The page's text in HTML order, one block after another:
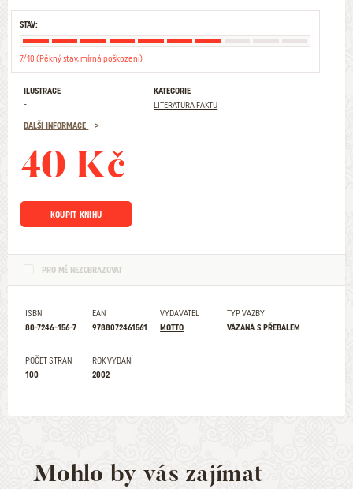
STAV:
7/10 (Pěkný stav, mírná poškození)
ILUSTRACE
-
KATEGORIE
LITERATURA FAKTU
DALŠÍ INFORMACE
40 Kč
KOUPIT KNIHU
PRO MĚ NEZOBRAZOVAT
ISBN
80-7246-156-7
EAN
9788072461561
VYDAVATEL
MOTTO
TYP VAZBY
VÁZANÁ S PŘEBALEM
POČET STRAN
100
ROK VYDÁNÍ
2002
Mohlo by vás zajímat